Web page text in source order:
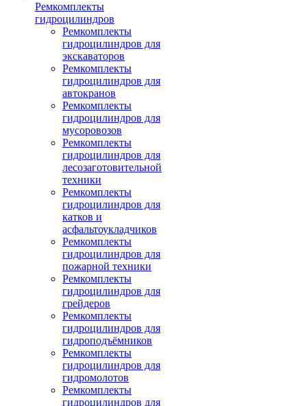
Ремкомплекты
гидроцилиндров
Ремкомплекты
гидроцилиндров для
экскаваторов
Ремкомплекты
гидроцилиндров для
автокранов
Ремкомплекты
гидроцилиндров для
мусоровозов
Ремкомплекты
гидроцилиндров для
лесозаготовительной
техники
Ремкомплекты
гидроцилиндров для
катков и
асфальтоукладчиков
Ремкомплекты
гидроцилиндров для
пожарной техники
Ремкомплекты
гидроцилиндров для
грейдеров
Ремкомплекты
гидроцилиндров для
гидроподъёмников
Ремкомплекты
гидроцилиндров для
гидромолотов
Ремкомплекты
гидроцилиндров для